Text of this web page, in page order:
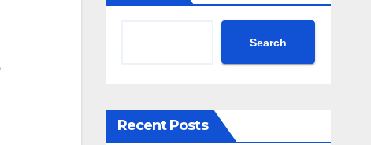
Search
Recent Posts